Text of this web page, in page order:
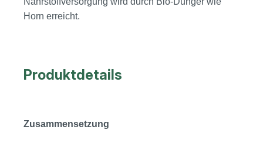
Horn erreicht.
Produktdetails
Zusammensetzung